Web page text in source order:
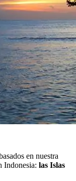
en nuestra
Indonesia: las Islas